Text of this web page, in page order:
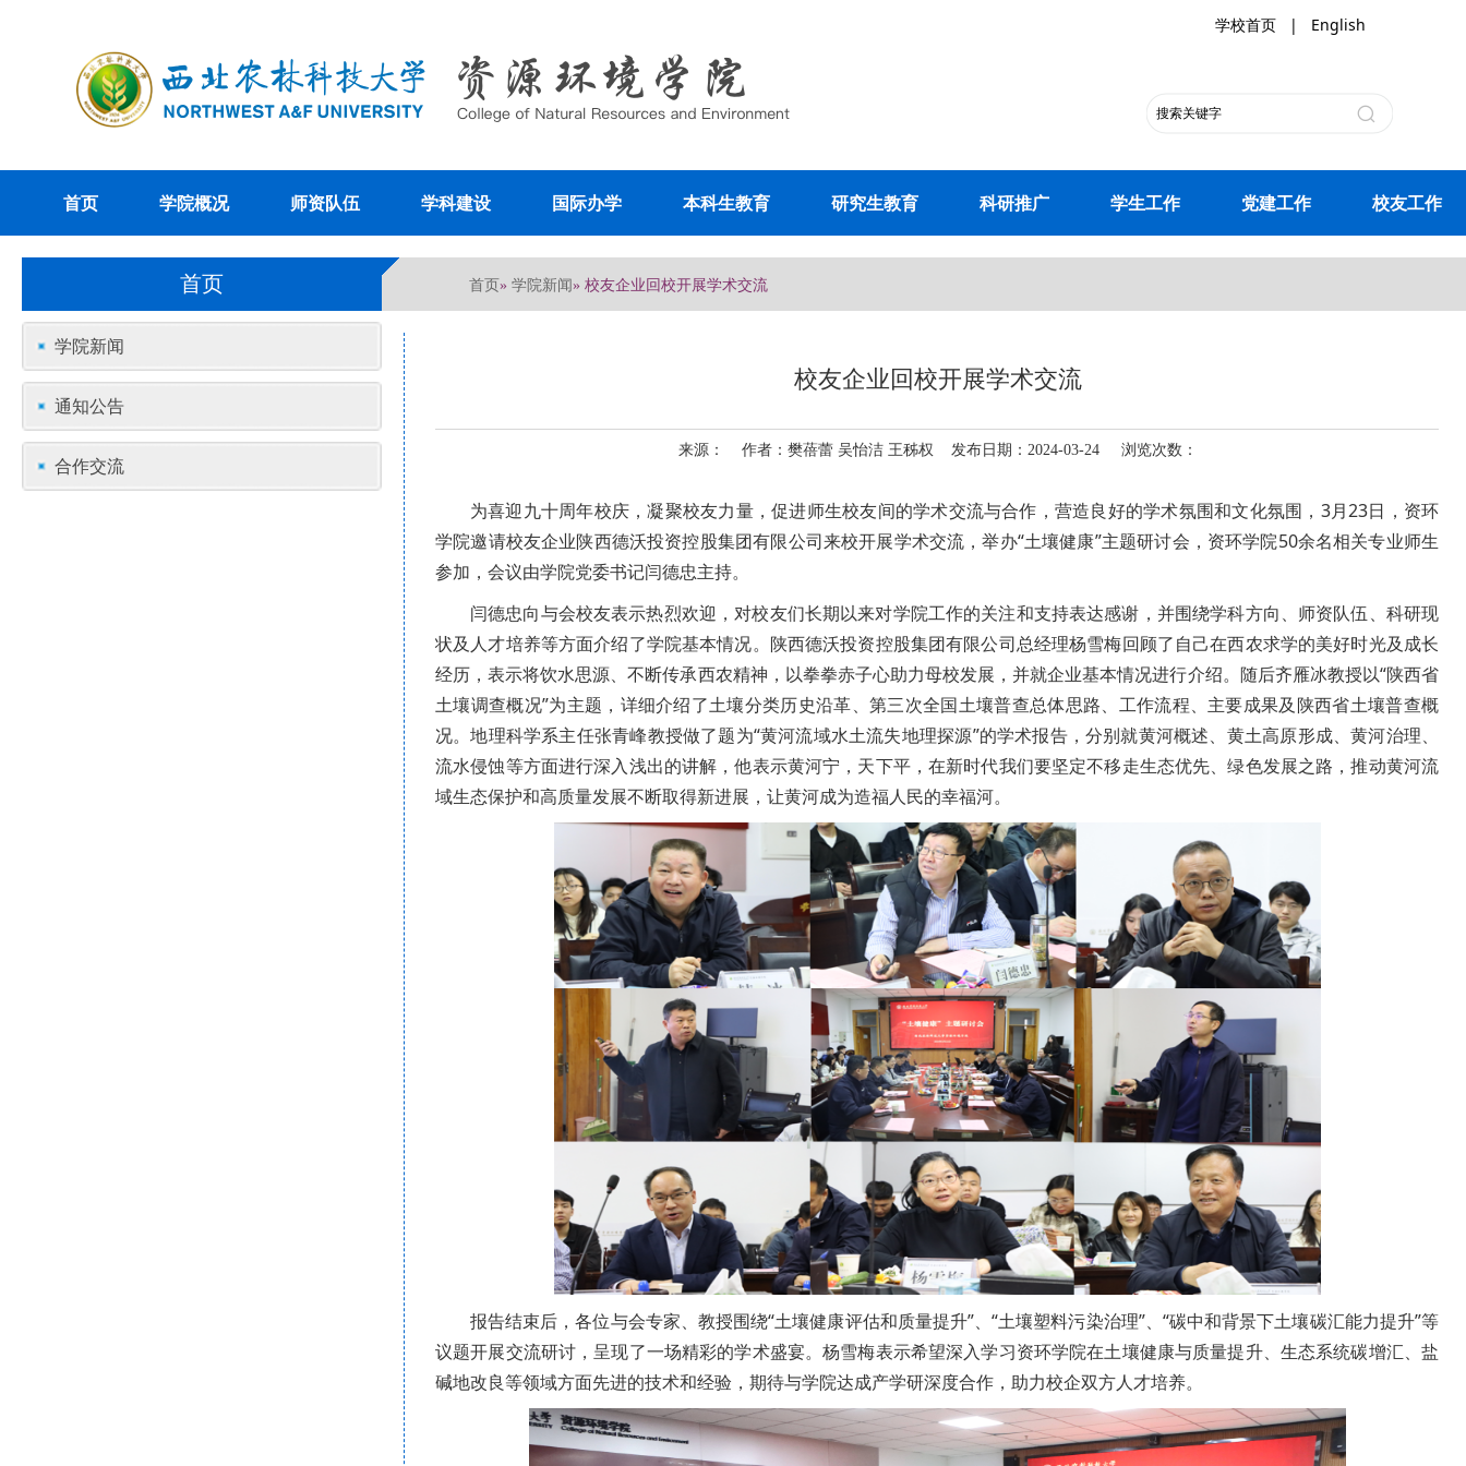
学校首页 | English
首页 学院概况 师资队伍 学科建设 国际办学 本科生教育 研究生教育 科研推广 学生工作 党建工作 校友工作
首页 首页» 学院新闻» 校友企业回校开展学术交流
学院新闻
通知公告
合作交流
校友企业回校开展学术交流
来源： 作者：樊蓓蕾 吴怡洁 王秭权 发布日期：2024-03-24 浏览次数：
为喜迎九十周年校庆，凝聚校友力量，促进师生校友间的学术交流与合作，营造良好的学术氛围和文化氛围，3月23日，资环
学院邀请校友企业陕西德沃投资控股集团有限公司来校开展学术交流，举办“土壤健康”主题研讨会，资环学院50余名相关专业师生
参加，会议由学院党委书记闫德忠主持。
闫德忠向与会校友表示热烈欢迎，对校友们长期以来对学院工作的关注和支持表达感谢，并围绕学科方向、师资队伍、科研现
状及人才培养等方面介绍了学院基本情况。陕西德沃投资控股集团有限公司总经理杨雪梅回顾了自己在西农求学的美好时光及成长
经历，表示将饮水思源、不断传承西农精神，以拳拳赤子心助力母校发展，并就企业基本情况进行介绍。随后齐雁冰教授以“陕西省
土壤调查概况”为主题，详细介绍了土壤分类历史沿革、第三次全国土壤普查总体思路、工作流程、主要成果及陕西省土壤普查概
况。地理科学系主任张青峰教授做了题为“黄河流域水土流失地理探源”的学术报告，分别就黄河概述、黄土高原形成、黄河治理、
流水侵蚀等方面进行深入浅出的讲解，他表示黄河宁，天下平，在新时代我们要坚定不移走生态优先、绿色发展之路，推动黄河流
域生态保护和高质量发展不断取得新进展，让黄河成为造福人民的幸福河。
报告结束后，各位与会专家、教授围绕“土壤健康评估和质量提升”、“土壤塑料污染治理”、“碳中和背景下土壤碳汇能力提升”等
议题开展交流研讨，呈现了一场精彩的学术盛宴。杨雪梅表示希望深入学习资环学院在土壤健康与质量提升、生态系统碳增汇、盐
碱地改良等领域方面先进的技术和经验，期待与学院达成产学研深度合作，助力校企双方人才培养。